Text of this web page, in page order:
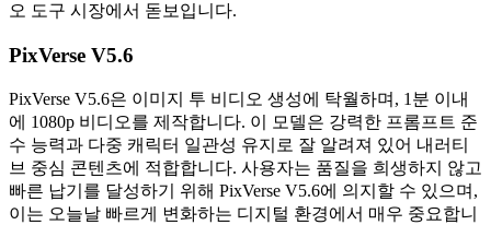
오 도구 시장에서 돋보입니다.
PixVerse V5.6
PixVerse V5.6은 이미지 투 비디오 생성에 탁월하며, 1분 이내
에 1080p 비디오를 제작합니다. 이 모델은 강력한 프롬프트 준
수 능력과 다중 캐릭터 일관성 유지로 잘 알려져 있어 내러티
브 중심 콘텐츠에 적합합니다. 사용자는 품질을 희생하지 않고
빠른 납기를 달성하기 위해 PixVerse V5.6에 의지할 수 있으며,
이는 오늘날 빠르게 변화하는 디지털 환경에서 매우 중요합니